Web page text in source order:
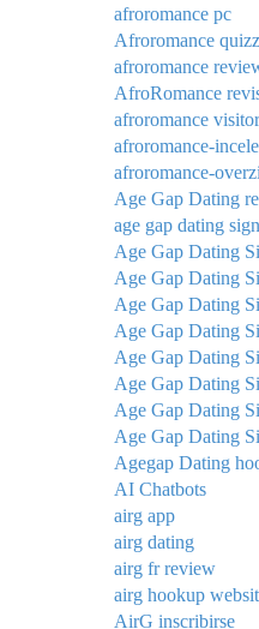
afroromance pc
Afroromance
afroromance
AfroRomance
afroromance
afroromance-
afroromance-
Age Gap Dating
age gap dating
Age Gap Dating
Age Gap Dating
Age Gap Dating
Age Gap Dating
Age Gap Dating
Age Gap Dating
Age Gap Dating
Age Gap Dating
Agegap Dating
AI Chatbots
airg app
airg dating
airg fr review
airg hookup
AirG inscribirse